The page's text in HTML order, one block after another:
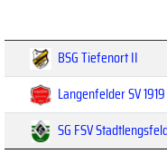
BSG Tiefenort II
Langenfelder SV
SG FSV